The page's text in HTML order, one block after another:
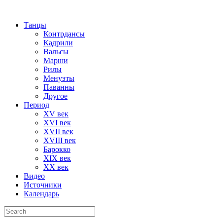
Танцы
Контрдансы
Кадрили
Вальсы
Марши
Рилы
Менуэты
Паванны
Другое
Период
XV век
XVI век
XVII век
XVIII век
Барокко
XIX век
XX век
Видео
Источники
Календарь